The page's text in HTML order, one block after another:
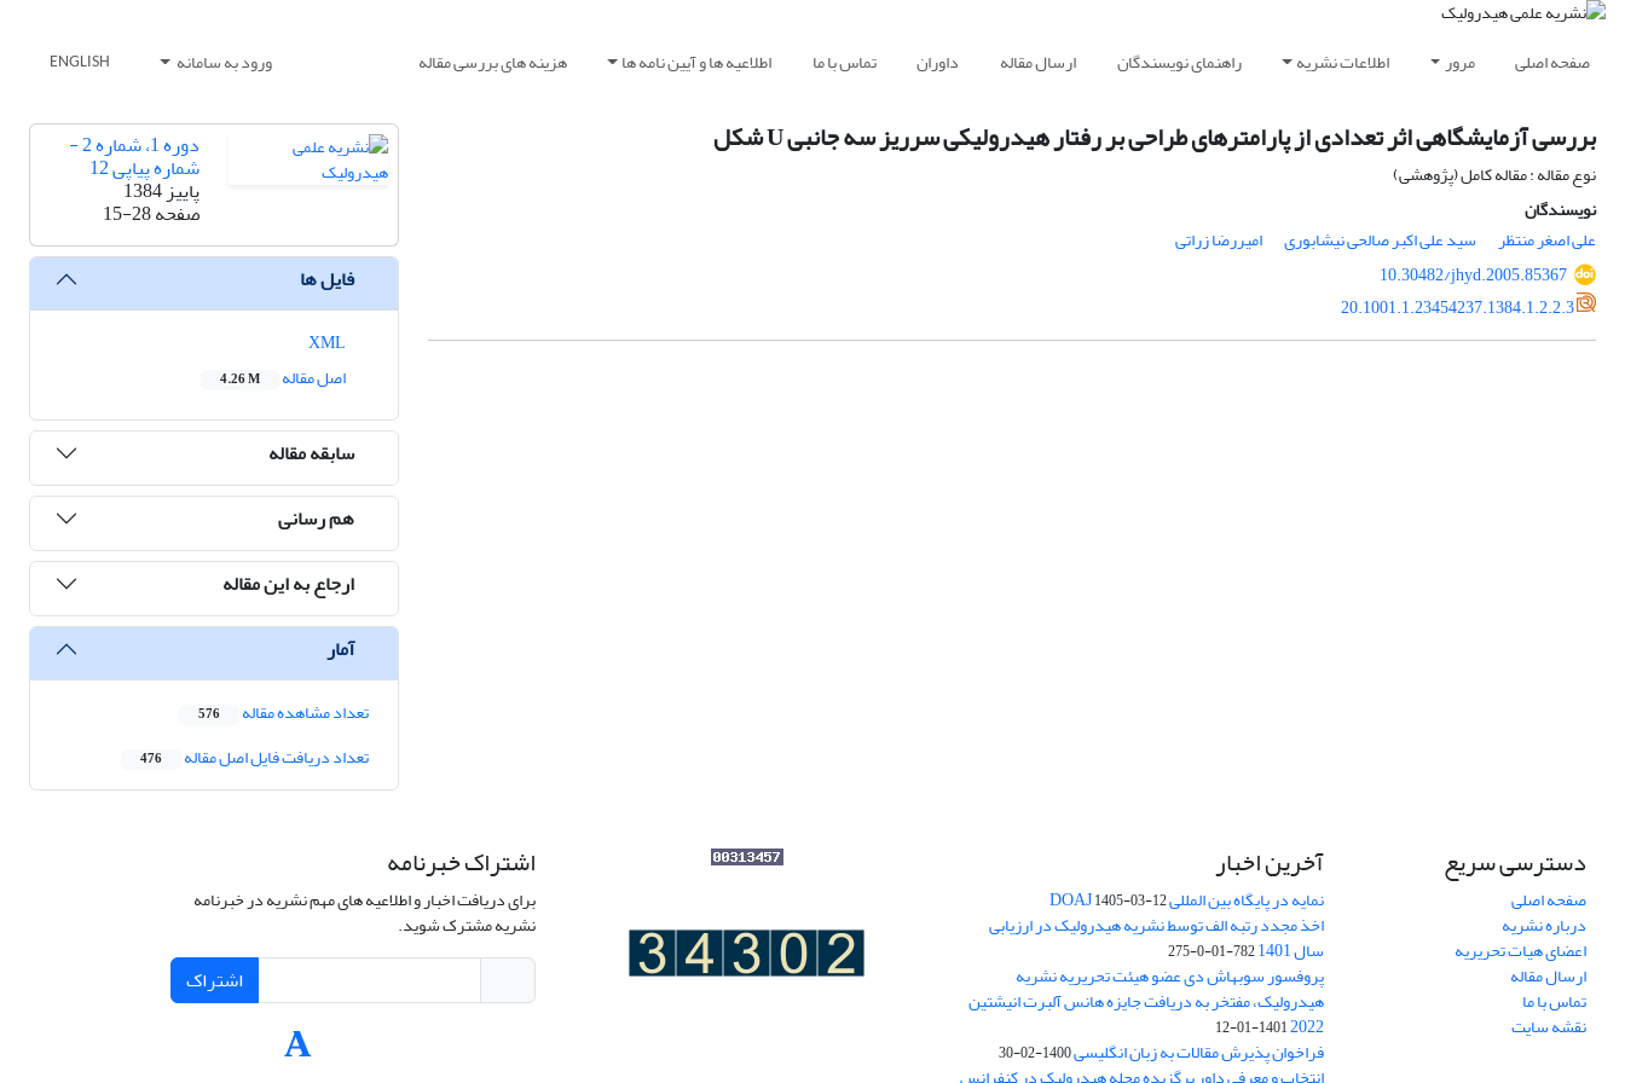
صفحه اصلی مرور اطلاعات نشریه راهنمای نویسندگان ارسال مقاله داوران تماس با ما اطلاعیه ها و آیین نامه ها هزینه های بررسی مقاله ورود به سامانه ENGLISH
بررسی آزمایشگاهی اثر تعدادی از پارامترهای طراحی بر رفتار هیدرولیکی سرریز سه جانبی U شکل
نوع مقاله : مقاله کامل (پژوهشی)
نویسندگان
علی اصغر منتظر
سید علی اکبر صالحی نیشابوری
امیررضا زراتی
10.30482/jhyd.2005.85367
20.1001.1.23454237.1384.1.2.2.3
دوره 1، شماره 2 -
شماره پیاپی 12
پاییز 1384
صفحه15-28
فایل ها
اصل مقاله
4.26 M
سابقه مقاله
هم رسانی
ارجاع به این مقاله
آمار
تعداد مشاهده مقاله 576
تعداد دریافت فایل اصل مقاله 476
دسترسی سریع
صفحه اصلی
درباره نشریه
اعضای هیات تحریریه
ارسال مقاله
تماس با ما
نقشه سایت
آخرین اخبار
نمایه در پایگاه بین المللی DOAJ1405-03-12
اخذ مجدد رتبه الف توسط نشریه هیدرولیک در ارزیابی
سال 1401 782-01-0-275
پروفسور سوبهاش دی عضو هیئت تحریریه نشریه
هیدرولیک، مفتخر به دریافت جایزه هانس آلبرت انیشتین
2022
1401-01-12
فراخوان پذیرش مقالات به زبان انگلیسی1400-02-30
اشتراک خبرنامه
برای دریافت اخبار و اطلاعیه های مهم نشریه در خبرنامه
نشریه مشترک شوید.
اشتراک